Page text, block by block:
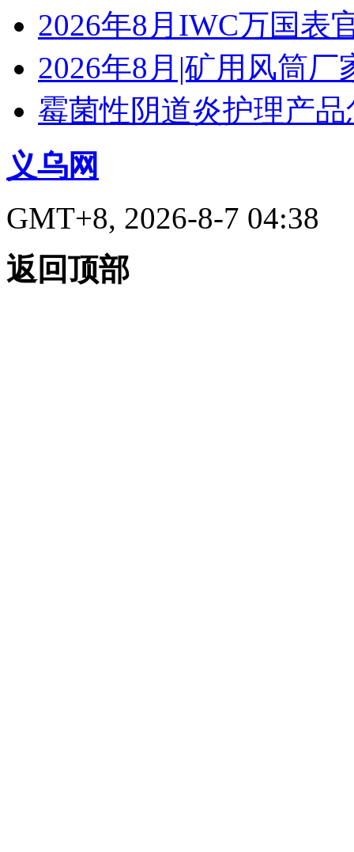
2026年8月IWC万国表
2026年8月|矿用风筒厂
霉菌性阴道炎护理产
义乌网
GMT+8, 2026-8-7 04:38
返回顶部